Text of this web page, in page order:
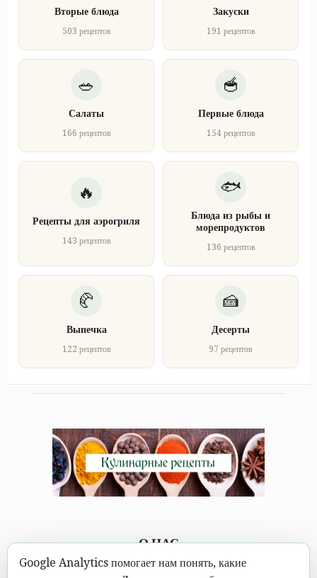
Вторые блюда
503 рецептов
Закуски
191 рецептов
Салаты
166 рецептов
Первые блюда
154 рецептов
Рецепты для аэрогриля
143 рецептов
Блюда из рыбы и
морепродуктов
136 рецептов
Выпечка
122 рецептов
Десерты
97 рецептов
О НАС
Каждому под силу научиться вкусно готовить, а в
Google Analytics помогает нам понять, какие